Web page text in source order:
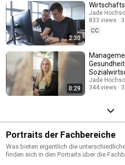
2:30
Jade
833 views
CC
0:29
Jade
344 views
Portraits der Fachbereiche
Was bieten eigentlich die
finden sich in den Portraits über die